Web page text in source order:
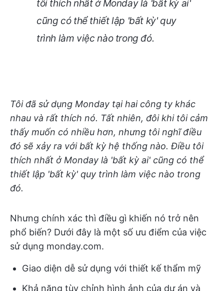
tôi thích nhất ở Monday là 'bất kỳ ai'
cũng có thể thiết lập 'bất kỳ' quy
trình làm việc nào trong đó.
Tôi đã sử dụng Monday tại hai công ty khác
nhau và rất thích nó. Tất nhiên, đôi khi tôi cảm
thấy muốn có nhiều hơn, nhưng tôi nghĩ điều
đó sẽ xảy ra với bất kỳ hệ thống nào. Điều tôi
thích nhất ở Monday là 'bất kỳ ai' cũng có thể
thiết lập 'bất kỳ' quy trình làm việc nào trong
đó.
Nhưng chính xác thì điều gì khiến nó trở nên
phổ biến? Dưới đây là một số ưu điểm của việc
sử dụng monday.com.
Giao diện dễ sử dụng với thiết kế thẩm mỹ
Khả năng tùy chỉnh hình ảnh của dự án và